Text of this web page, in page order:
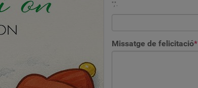
",".
Missatge de felicitació*